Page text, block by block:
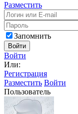
Разместить
Запомнить
Войти
Войти
Или:
Регистрация
Разместить Войти
Пользователь